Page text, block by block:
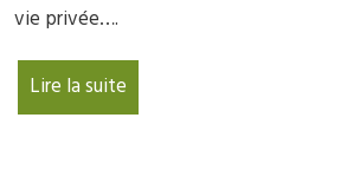
vie privée….
Lire la suite